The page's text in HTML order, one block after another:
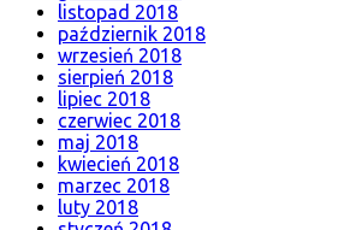
listopad 2018
październik 2018
wrzesień 2018
sierpień 2018
lipiec 2018
czerwiec 2018
maj 2018
kwiecień 2018
marzec 2018
luty 2018